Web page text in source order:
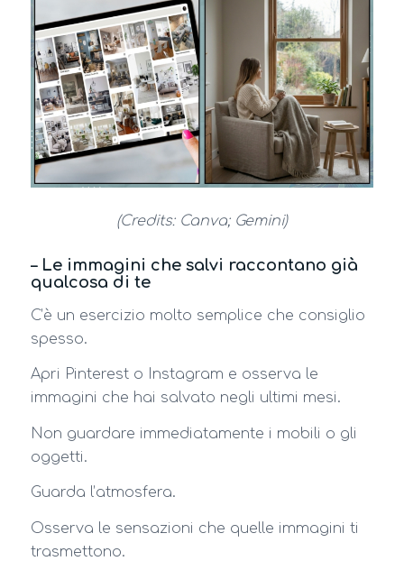
(Credits: Canva; Gemini)
– Le immagini che salvi raccontano già
qualcosa di te
C’è un esercizio molto semplice che consiglio
spesso.
Apri Pinterest o Instagram e osserva le
immagini che hai salvato negli ultimi mesi.
Non guardare immediatamente i mobili o gli
oggetti.
Guarda l’atmosfera.
Osserva le sensazioni che quelle immagini ti
trasmettono.